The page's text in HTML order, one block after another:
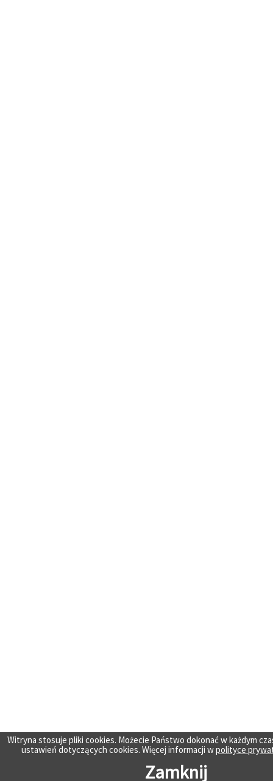
Witryna stosuje pliki cookies. Możecie Państwo dokonać w każdym
ustawień dotyczących cookies. Więcej informacji wpolityce
Zamknij